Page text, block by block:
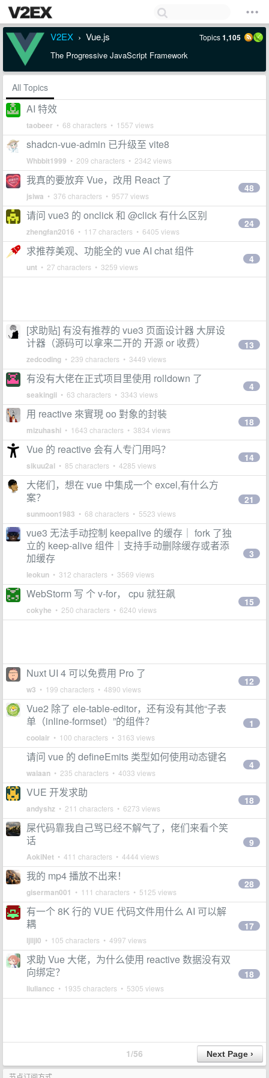
V2EX › Vue.js Topics1,105
The Progressive JavaScript Framework
All Topics
AI 特效
taobeer • 68 characters • 1557 views
shadcn-vue-admin 已升级至 vite8
Whbbit1999 • 209 characters • 2342 views
我真的要放弃 Vue，改用 React 了
jsiwa • 376 characters • 9577 views
48
请问 vue3 的 onclick 和 @click 有什么区别
zhengfan2016 • 117 characters • 6405 views
24
求推荐美观、功能全的 vue AI chat 组件
unt • 27 characters • 3259 views
4
[求助贴] 有没有推荐的 vue3 页面设计器 大屏设
计器（源码可以拿来二开的 开源 or 收费）
zedcoding • 239 characters • 3449 views
13
有没有大佬在正式项目里使用 rolldown 了
seakingii • 63 characters • 3343 views
4
用 reactive 來實現 oo 對象的封裝
mizuhashi • 1643 characters • 3834 views
18
Vue 的 reactive 会有人专门用吗？
sikuu2al • 85 characters • 4285 views
14
大佬们，想在 vue 中集成一个 excel,有什么方
案？
sunmoon1983 • 68 characters • 5523 views
21
vue3 无法手动控制 keepalive 的缓存｜ fork 了独
立的 keep-alive 组件｜支持手动删除缓存或者添
加缓存
leokun • 312 characters • 3569 views
3
WebStorm 写 个 v-for， cpu 就狂飙
cokyhe • 250 characters • 6240 views
15
Nuxt UI 4 可以免费用 Pro 了
w3 • 199 characters • 4890 views
12
Vue2 除了 ele-table-editor，还有没有其他“子表
单（inline-formset）”的组件？
coolair • 100 characters • 3163 views
1
请问 vue 的 defineEmits 类型如何使用动态键名
waiaan • 235 characters • 4033 views
4
VUE 开发求助
andyshz • 211 characters • 6273 views
18
屎代码靠我自己骂已经不解气了，佬们来看个笑
话
AokiNet • 411 characters • 4444 views
9
我的 mp4 播放不出来！
giserman001 • 111 characters • 5125 views
28
有一个 8K 行的 VUE 代码文件用什么 AI 可以解
耦
ljlljl0 • 105 characters • 4997 views
17
求助 Vue 大佬，为什么使用 reactive 数据没有双
向绑定？
liuliancc • 1935 characters • 5305 views
18
1/56